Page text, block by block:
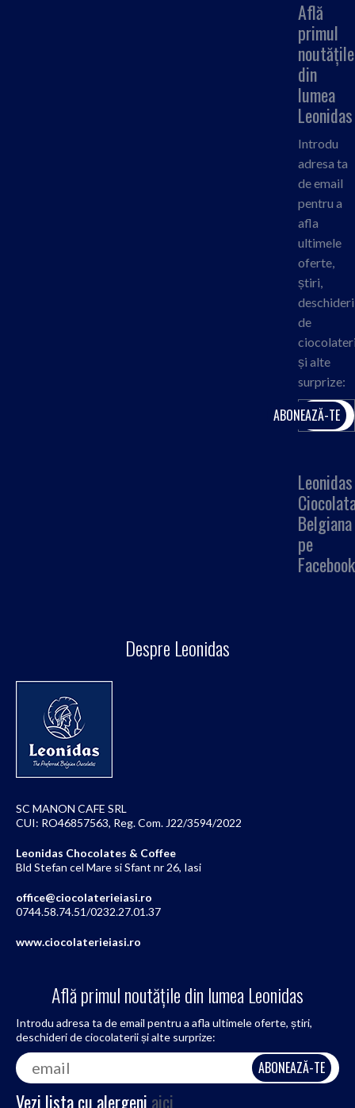
Află
primul
noutățile
din
lumea
Leonidas
Introdu
adresa ta
de email
pentru a
afla
ultimele
oferte,
știri,
deschideri
de
și alte
surprize:
Leonidas
Belgiana
pe
Facebook
Despre Leonidas
SC MANON CAFE SRL
CUI: RO46857563, Reg. Com. J22/3594/2022
Leonidas Chocolates & Coffee
Bld Stefan cel Mare si Sfant nr 26, Iasi
office@ciocolaterieiasi.ro
0744.58.74.51/0232.27.01.37
www.ciocolaterieiasi.ro
Află primul noutățile din lumea Leonidas
Introdu adresa ta de email pentru a afla ultimele oferte, știri,
deschideri de ciocolaterii și alte surprize:
Vezi lista cu alergeni aici